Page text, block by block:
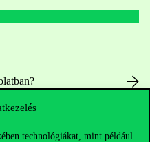
technológiákat, mint például